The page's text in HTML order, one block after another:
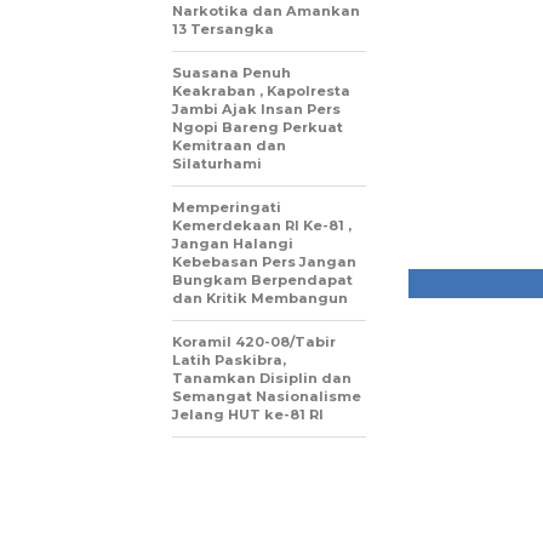
Narkotika dan Amankan
13 Tersangka
Suasana Penuh
Keakraban , Kapolresta
Jambi Ajak Insan Pers
Ngopi Bareng Perkuat
Kemitraan dan
Silaturhami
Memperingati
Kemerdekaan RI Ke-81 ,
Jangan Halangi
Kebebasan Pers Jangan
Bungkam Berpendapat
dan Kritik Membangun
Koramil 420-08/Tabir
Latih Paskibra,
Tanamkan Disiplin dan
Semangat Nasionalisme
Jelang HUT ke-81 RI